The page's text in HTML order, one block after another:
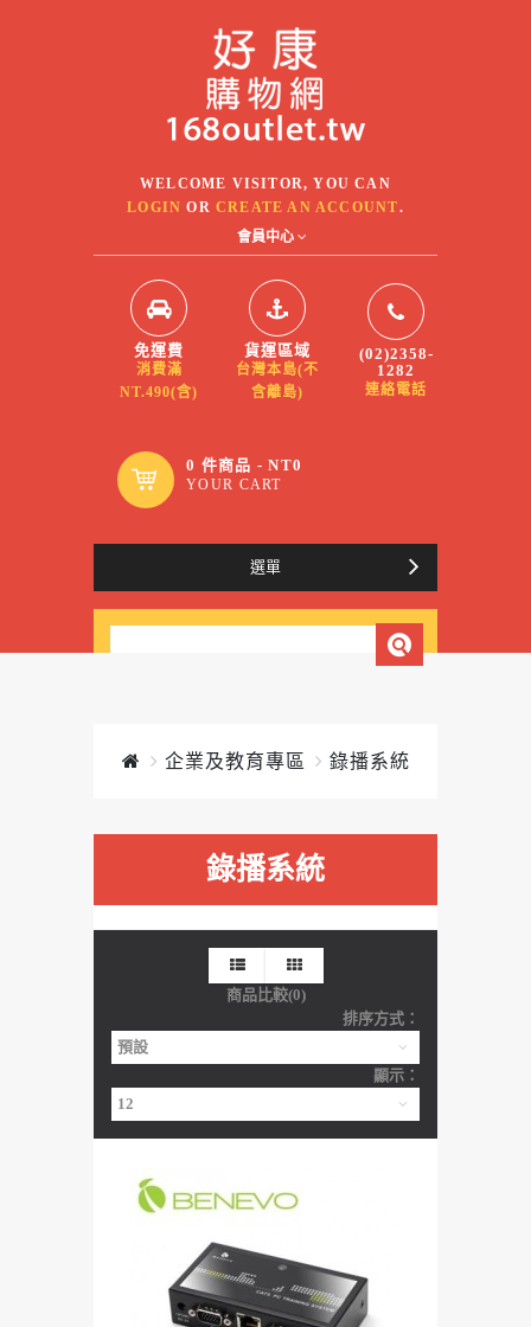
WELCOME VISITOR, YOU CAN
LOGIN ORCREATE AN ACCOUNT.
會員中心
免運費
消費滿
NT.490(含)
貨運區域
台灣本島(不
含離島)
(02)2358-
1282
連絡電話
0 件商品 - NT0
YOUR CART
選單
企業及教育專區 錄播系統
錄播系統
商品比較(0)
排序方式：
顯示：